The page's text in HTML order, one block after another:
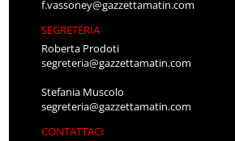
f.vassoney@gazzettamatin.com
SEGRETERIA
Roberta Prodoti
segreteria@gazzettamatin.com
Stefania Muscolo
segreteria@gazzettamatin.com
CONTATTACI